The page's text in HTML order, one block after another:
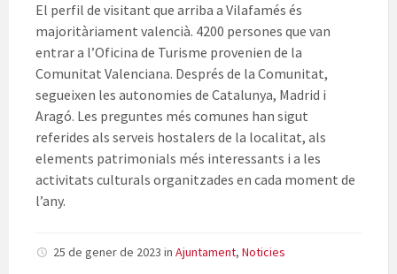
El perfil de visitant que arriba a Vilafamés és
majoritàriament valencià. 4200 persones que van
entrar a l’Oficina de Turisme provenien de la
Comunitat Valenciana. Després de la Comunitat,
segueixen les autonomies de Catalunya, Madrid i
Aragó. Les preguntes més comunes han sigut
referides als serveis hostalers de la localitat, als
elements patrimonials més interessants i a les
activitats culturals organitzades en cada moment de
l’any.
25 de gener de 2023 in Ajuntament, Noticies